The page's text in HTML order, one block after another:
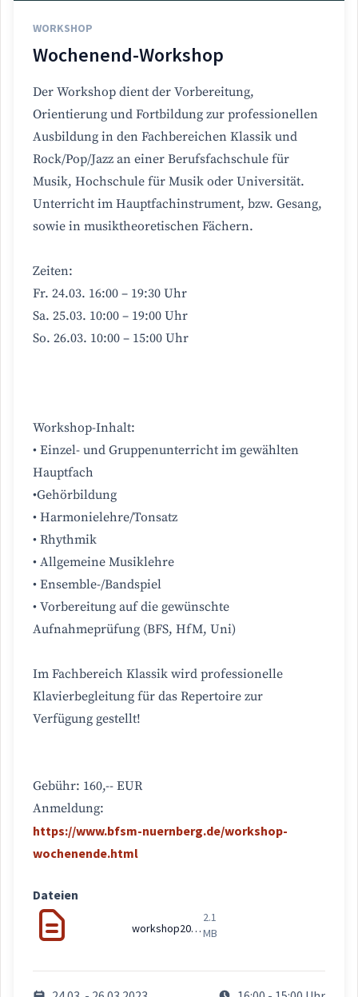
WORKSHOP
Wochenend-Workshop
Der Workshop dient der Vorbereitung,
Orientierung und Fortbildung zur professionellen
Ausbildung in den Fachbereichen Klassik und
Rock/Pop/Jazz an einer Berufsfachschule für
Musik, Hochschule für Musik oder Universität.
Unterricht im Hauptfachinstrument, bzw. Gesang,
sowie in musiktheoretischen Fächern.
Zeiten:
Fr. 24.03. 16:00 – 19:30 Uhr
Sa. 25.03. 10:00 – 19:00 Uhr
So. 26.03. 10:00 – 15:00 Uhr
Workshop-Inhalt:
• Einzel- und Gruppenunterricht im gewählten
Hauptfach
•Gehörbildung
• Harmonielehre/Tonsatz
• Rhythmik
• Allgemeine Musiklehre
• Ensemble-/Bandspiel
• Vorbereitung auf die gewünschte
Aufnahmeprüfung (BFS, HfM, Uni)
Im Fachbereich Klassik wird professionelle
Klavierbegleitung für das Repertoire zur
Verfügung gestellt!
Gebühr: 160,-- EUR
Anmeldung:
https://www.bfsm-nuernberg.de/workshop-
wochenende.html
Dateien
workshop2023_DIN-lang.pdf
2.1
MB